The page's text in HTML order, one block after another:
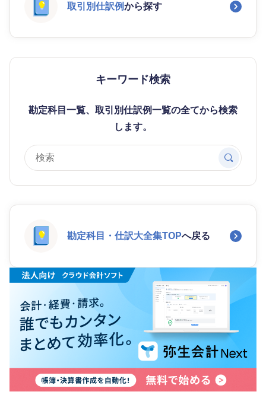
取引別仕訳例から探す
キーワード検索
勘定科目一覧、取引別仕訳例一覧の全てから検索
します。
勘定科目・仕訳大全集TOPへ戻る